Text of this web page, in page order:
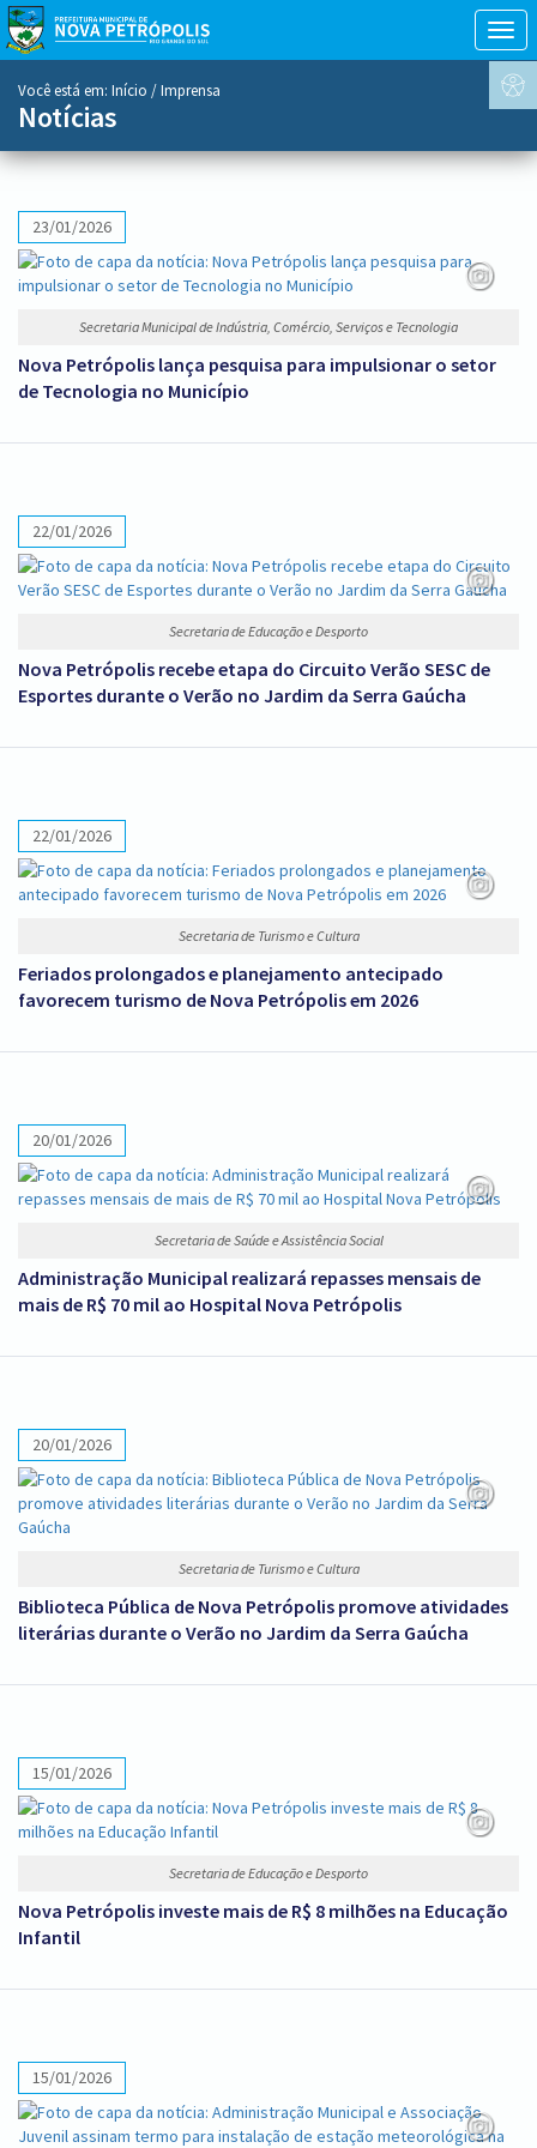
menu
Você está em: Início / Imprensa
Notícias
23/01/2026
Secretaria Municipal de Indústria, Comércio, Serviços e Tecnologia
Nova Petrópolis lança pesquisa para impulsionar o setor
de Tecnologia no Município
22/01/2026
Secretaria de Educação e Desporto
Nova Petrópolis recebe etapa do Circuito Verão SESC de
Esportes durante o Verão no Jardim da Serra Gaúcha
22/01/2026
Secretaria de Turismo e Cultura
Feriados prolongados e planejamento antecipado
favorecem turismo de Nova Petrópolis em 2026
20/01/2026
Secretaria de Saúde e Assistência Social
Administração Municipal realizará repasses mensais de
mais de R$ 70 mil ao Hospital Nova Petrópolis
20/01/2026
Secretaria de Turismo e Cultura
Biblioteca Pública de Nova Petrópolis promove atividades
literárias durante o Verão no Jardim da Serra Gaúcha
15/01/2026
Secretaria de Educação e Desporto
Nova Petrópolis investe mais de R$ 8 milhões na Educação
Infantil
15/01/2026